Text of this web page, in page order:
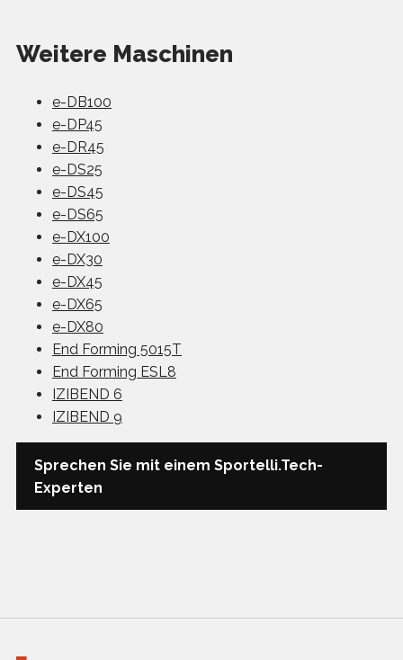
Weitere Maschinen
e-DB100
e-DP45
e-DR45
e-DS25
e-DS45
e-DS65
e-DX100
e-DX30
e-DX45
e-DX65
e-DX80
End Forming 5015T
End Forming ESL8
IZIBEND 6
IZIBEND 9
Sprechen Sie mit einem Sportelli.Tech-
Experten